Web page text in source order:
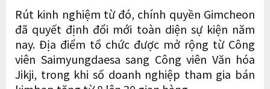
Rút kinh nghiệm từ đó, chính quyền Gimcheon
đã quyết định đổi mới toàn diện sự kiện năm
nay. Địa điểm tổ chức được mở rộng từ Công
viên Saimyungdaesa sang Công viên Văn hóa
Jikji, trong khi số doanh nghiệp tham gia bán